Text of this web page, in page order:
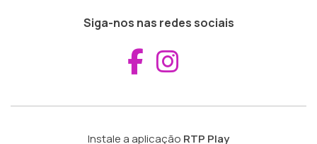
Siga-nos nas redes sociais
Aceder ao
Instale a aplicação RTP Play